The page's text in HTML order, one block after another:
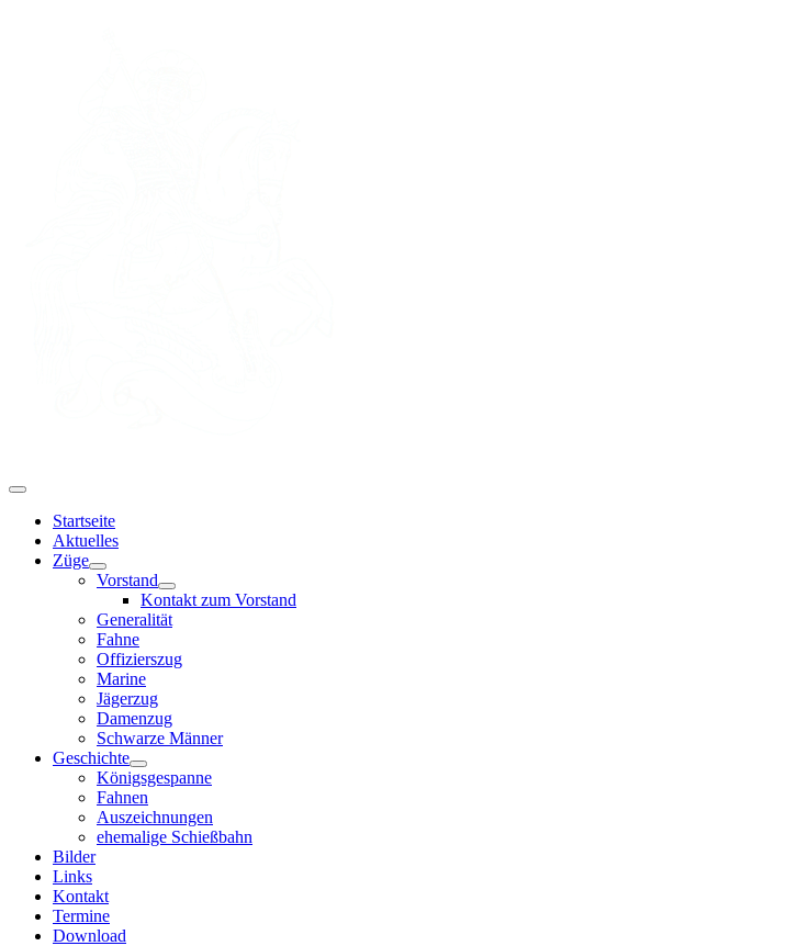
Startseite
Aktuelles
Züge
Vorstand
Kontakt zum Vorstand
Generalität
Fahne
Offizierszug
Marine
Jägerzug
Damenzug
Schwarze Männer
Geschichte
Königsgespanne
Fahnen
Auszeichnungen
ehemalige Schießbahn
Bilder
Links
Kontakt
Termine
Download